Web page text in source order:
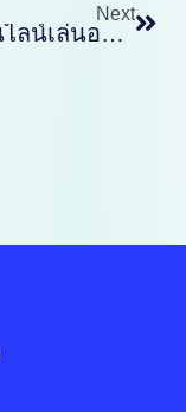
Next
เกมออนไลน์เล่นอย่างไรให้ปลอดภัย